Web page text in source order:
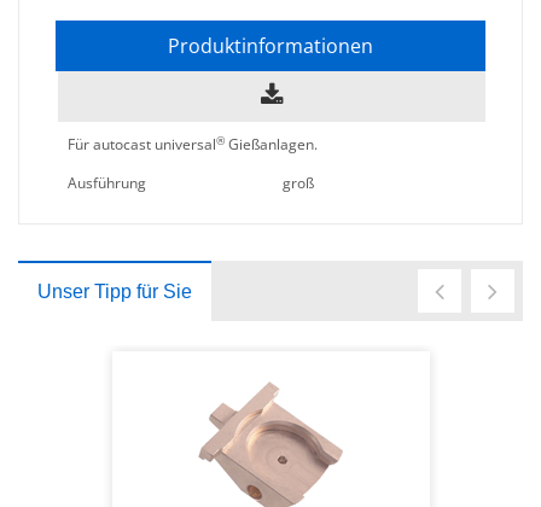
Produktinformationen
Für autocast universal® Gießanlagen.
Ausführung
groß
Unser Tipp für Sie